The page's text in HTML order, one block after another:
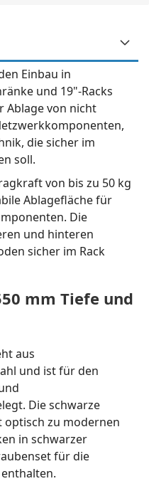
Einbau in
und 19"-Racks
Ablage von nicht
die sicher im
soll.
von bis zu 50 kg
Ablagefläche für
Die
und hinteren
sicher im Rack
mm Tiefe und
aus
und ist für den
Die schwarze
optisch zu modernen
in schwarzer
für die